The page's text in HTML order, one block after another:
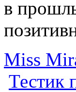
в
Miss
Тестик